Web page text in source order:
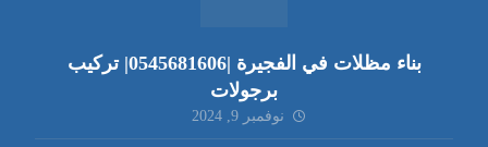
بناء مظلات في الفجيرة |0545681606| تركيب
برجولات
نوفمبر 9, 2024